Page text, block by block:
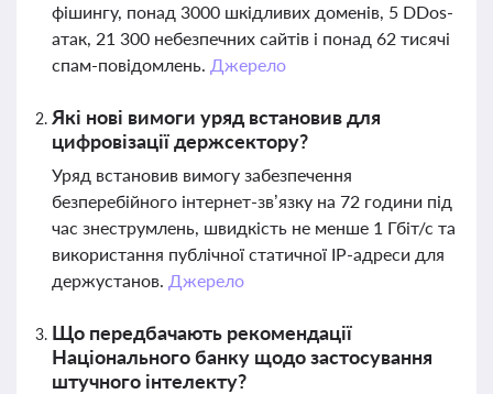
фішингу, понад 3000 шкідливих доменів, 5 DDos-
атак, 21 300 небезпечних сайтів і понад 62 тисячі
спам-повідомлень. Джерело
Які нові вимоги уряд встановив для
цифровізації держсектору?
Уряд встановив вимогу забезпечення
безперебійного інтернет-зв’язку на 72 години під
час знеструмлень, швидкість не менше 1 Гбіт/с та
використання публічної статичної IP-адреси для
держустанов. Джерело
Що передбачають рекомендації
Національного банку щодо застосування
штучного інтелекту?